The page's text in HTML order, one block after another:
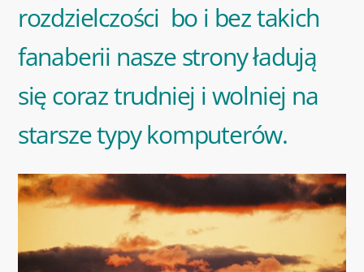
rozdzielczości bo i bez takich
fanaberii nasze strony ładują
się coraz trudniej i wolniej na
starsze typy komputerów.